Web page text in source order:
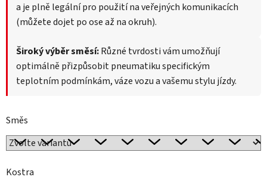
a je plně legální pro použití na veřejných komunikacích
(můžete dojet po ose až na okruh).
Široký výběr směsí:Různé tvrdosti vám umožňují
optimálně přizpůsobit pneumatiku specifickým
teplotním podmínkám, váze vozu a vašemu stylu jízdy.
Směs
Kostra